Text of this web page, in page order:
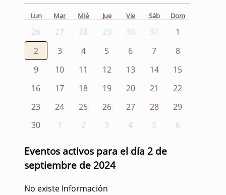
Lun Mar Mié Jue Vie Sáb Dom
26 27 28 29 30 31
1
2
3 4 5 6 7
8
9
10 11 12 13 14
15
16
17 18 19 20 21
22
23
24 25 26 27 28
29
30
1 2 3 4 5 6
Eventos activos para el día 2 de
septiembre de 2024
No existe Información